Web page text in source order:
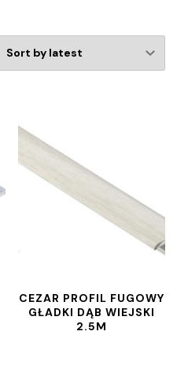
CEZAR PROFIL FUGOWY
GŁADKI DĄB WIEJSKI
2.5M